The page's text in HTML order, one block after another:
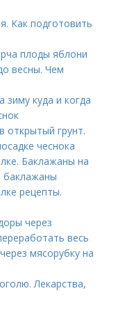
Как подготовить
плоды яблони
весны. Чем
зиму куда и когда
открытый грунт.
чеснока
Баклажаны на
баклажаны
рецепты.
через
весь
мясорубку на
Лекарства,